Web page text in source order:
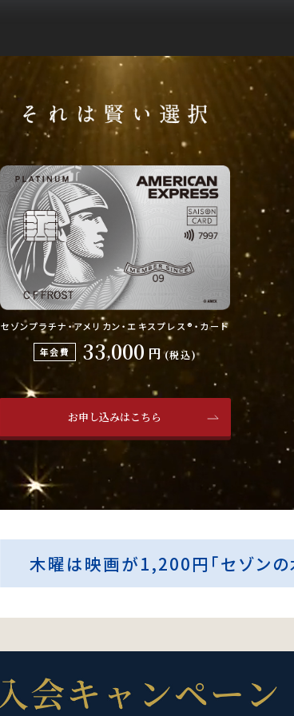
セゾンプラチナ・アメリカン・エキスプレス®︎・カード
年会費 33,000 円 (税込)
お申し込みはこちら
木曜は映画が1,200円 「セゾン